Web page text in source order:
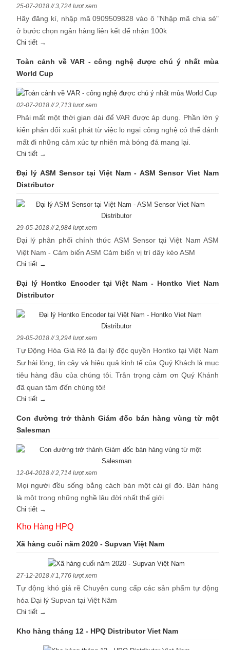
25-07-2018 // 3,724 lượt xem
Hãy đăng kí, nhập mã 0909509828 vào ô "Nhập mã chia sẻ"
ở bước chọn ngân hàng liên kết để nhận 100k
Chi tiết →
Toàn cảnh về VAR - công nghệ được chú ý nhất mùa
World Cup
02-07-2018 // 2,713 lượt xem
Phải mất một thời gian dài để VAR được áp dụng. Phần lớn ý
kiến phản đối xuất phát từ việc lo ngại công nghệ có thể đánh
mất đi những cảm xúc tự nhiên mà bóng đá mang lại.
Chi tiết →
Đại lý ASM Sensor tại Việt Nam - ASM Sensor Viet Nam
Distributor
29-05-2018 // 2,984 lượt xem
Đại lý phân phối chính thức ASM Sensor tại Việt Nam ASM
Việt Nam - Cảm biến ASM Cảm biến vị trí dây kéo ASM
Chi tiết →
Đại lý Hontko Encoder tại Việt Nam - Hontko Viet Nam
Distributor
29-05-2018 // 3,294 lượt xem
Tự Động Hóa Giá Rẻ là đại lý độc quyền Hontko tại Việt Nam
Sự hài lòng, tin cậy và hiệu quả kinh tế của Quý Khách là mục
tiêu hàng đầu của chúng tôi. Trân trọng cảm ơn Quý Khánh
đã quan tâm đến chúng tôi!
Chi tiết →
Con đường trở thành Giám đốc bán hàng vùng từ một
Salesman
12-04-2018 // 2,714 lượt xem
Mọi người đều sống bằng cách bán một cái gì đó. Bán hàng
là một trong những nghề lâu đời nhất thế giới
Chi tiết →
Kho Hàng HPQ
Xã hàng cuối năm 2020 - Supvan Việt Nam
27-12-2018 // 1,776 lượt xem
Tự động khó giá rẽ Chuyên cung cấp các sản phẩm tự động
hóa Đại lý Supvan tại Việt Nâm
Chi tiết →
Kho hàng tháng 12 - HPQ Distributor Viet Nam